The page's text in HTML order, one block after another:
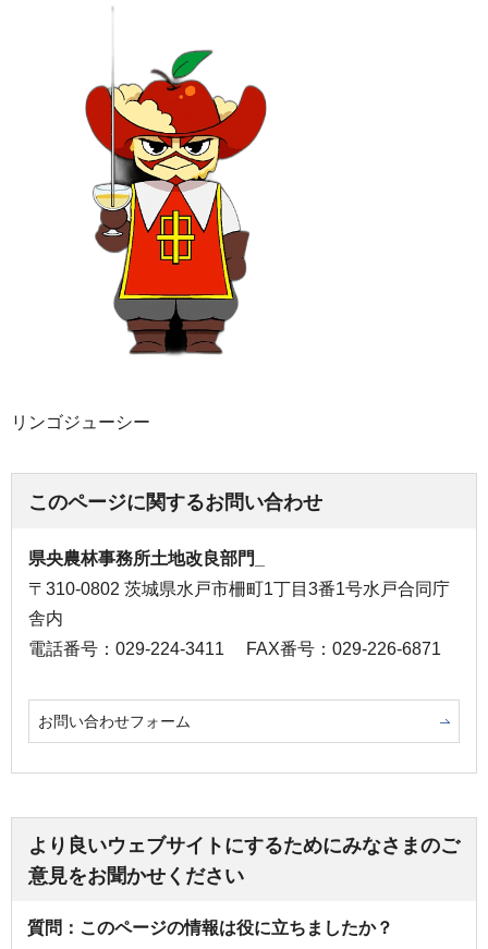
リンゴジューシー
このページに関するお問い合わせ
県央農林事務所土地改良部門_
〒310-0802 茨城県水戸市柵町1丁目3番1号水戸合同庁
舎内
電話番号：029-224-3411
FAX番号：029-226-6871
お問い合わせフォーム
より良いウェブサイトにするためにみなさまのご
意見をお聞かせください
質問：このページの情報は役に立ちましたか？